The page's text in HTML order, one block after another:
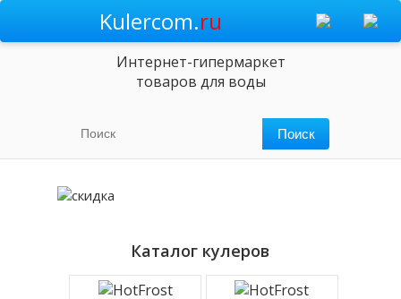
Kulercom.ru
Интернет-гипермаркет
товаров для воды
Каталог кулеров